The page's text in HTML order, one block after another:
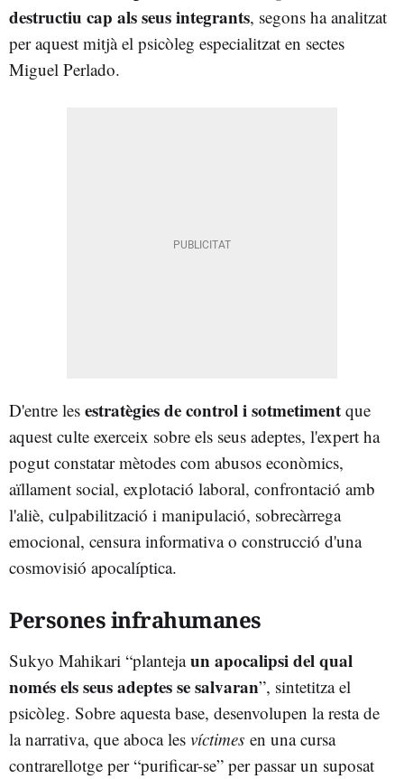
destructiu cap als seus integrants, segons ha analitzat
per aquest mitjà el psicòleg especialitzat en sectes
Miguel Perlado.
D'entre les estratègies de control i sotmetiment que
aquest culte exerceix sobre els seus adeptes, l'expert ha
pogut constatar mètodes com abusos econòmics,
aïllament social, explotació laboral, confrontació amb
l'aliè, culpabilització i manipulació, sobrecàrrega
emocional, censura informativa o construcció d'una
cosmovisió apocalíptica.
Persones infrahumanes
Sukyo Mahikari “plantejaun apocalipsi del qual
només els seus adeptes se salvaran”, sintetitza el
psicòleg. Sobre aquesta base, desenvolupen la resta de
la narrativa, que aboca les víctimes en una cursa
contrarellotge per “purificar-se” per passar un suposat